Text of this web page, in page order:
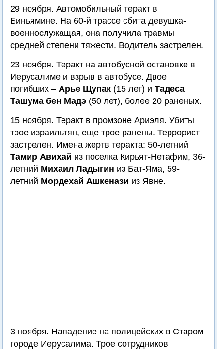
29 ноября. Автомобильный теракт в
Биньямине. На 60-й трассе сбита девушка-
военнослужащая, она получила травмы
средней степени тяжести. Водитель застрелен.
23 ноября. Теракт на автобусной остановке в
Иерусалиме и взрыв в автобусе. Двое
погибших – Арье Щупак (15 лет) и Тадеса
Ташума бен Мадэ (50 лет), более 20 раненых.
15 ноября. Теракт в промзоне Ариэля. Убиты
трое израильтян, еще трое ранены. Террорист
застрелен. Имена жертв теракта: 50-летний
Тамир Авихай из поселка Кирьят-Нетафим, 36-
летний Михаил Ладыгин из Бат-Яма, 59-
летний Мордехай Ашкенази из Явне.
3 ноября. Нападение на полицейских в Старом
городе Иерусалима. Трое сотрудников